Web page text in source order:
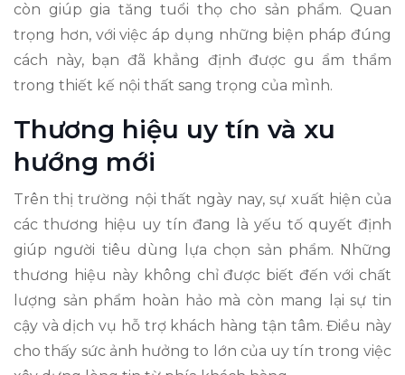
còn giúp gia tăng tuổi thọ cho sản phẩm. Quan
trọng hơn, với việc áp dụng những biện pháp đúng
cách này, bạn đã khẳng định được gu ẩm thẩm
trong thiết kế nội thất sang trọng của mình.
Thương hiệu uy tín và xu
hướng mới
Trên thị trường nội thất ngày nay, sự xuất hiện của
các thương hiệu uy tín đang là yếu tố quyết định
giúp người tiêu dùng lựa chọn sản phẩm. Những
thương hiệu này không chỉ được biết đến với chất
lượng sản phẩm hoàn hảo mà còn mang lại sự tin
cậy và dịch vụ hỗ trợ khách hàng tận tâm. Điều này
cho thấy sức ảnh hưởng to lớn của uy tín trong việc